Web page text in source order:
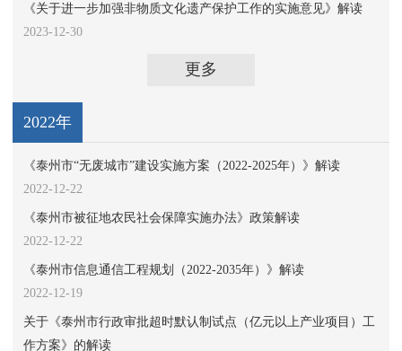
《关于进一步加强非物质文化遗产保护工作的实施意见》解读
2023-12-30
更多
2022年
《泰州市“无废城市”建设实施方案（2022-2025年）》解读
2022-12-22
《泰州市被征地农民社会保障实施办法》政策解读
2022-12-22
《泰州市信息通信工程规划（2022-2035年）》解读
2022-12-19
关于《泰州市行政审批超时默认制试点（亿元以上产业项目）工
作方案》的解读